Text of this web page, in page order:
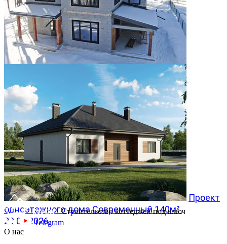
Двухэтажный дом 366м² в КП Заповедник
28.07.2026
Проект
одноэтажного дома Современный 140м²
20.07.2026
Строительство коттеджей под ключ
Telegram
О нас